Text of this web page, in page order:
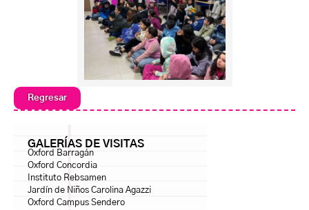
Regresar
GALERÍAS DE VISITAS
Oxford Barragán
Oxford Concordia
Instituto Rebsamen
Jardín de Niños Carolina Agazzi
Oxford Campus Sendero